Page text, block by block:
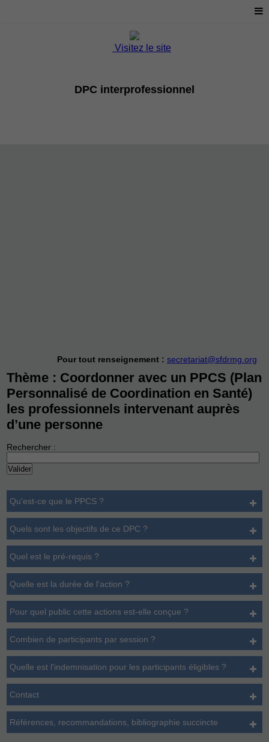
Visitez le site
DPC interprofessionnel
Pour tout renseignement : secretariat@sfdrmg.org
Thème : Coordonner avec un PPCS (Plan
Personnalisé de Coordination en Santé)
les professionnels intervenant auprès
d’une personne
Rechercher :
Qu'est-ce que le PPCS ?
Quels sont les objectifs de ce DPC ?
Quel est le pré-requis ?
Quelle est la durée de l'action ?
Pour quel public cette actions est-elle conçue ?
Combien de participants par session ?
Quelle est l'indemnisation pour les participants éligibles ?
Contact
Références, recommandations, bibliographie succincte